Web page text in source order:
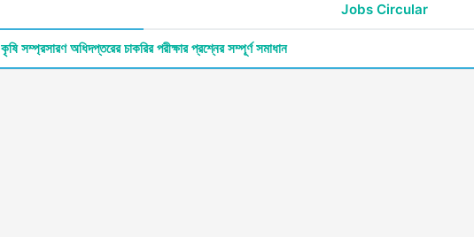
Jobs Circular
কৃষি সম্প্রসারণ অধিদপ্তরের চাকরির পরীক্ষার প্রশ্নের সম্পূর্ণ সমাধান